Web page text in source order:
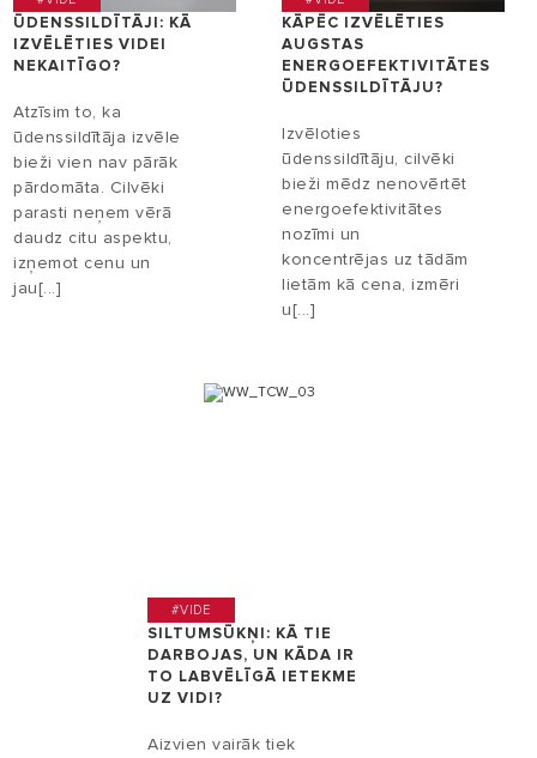
ŪDENSSILDĪTĀJI: KĀ
IZVĒLĒTIES VIDEI
NEKAITĪGO?
Atzīsim to, ka
ūdenssildītāja izvēle
bieži vien nav pārāk
pārdomāta. Cilvēki
parasti neņem vērā
daudz citu aspektu,
izņemot cenu un
jau[...]
KĀPĒC IZVĒLĒTIES
AUGSTAS
ENERGOEFEKTIVITĀTES
ŪDENSSILDĪTĀJU?
Izvēloties
ūdenssildītāju, cilvēki
bieži mēdz nenovērtēt
energoefektivitātes
nozīmi un
koncentrējas uz tādām
lietām kā cena, izmēri
u[...]
#VIDE
SILTUMSŪKŅI: KĀ TIE
DARBOJAS, UN KĀDA IR
TO LABVĒLĪGĀ IETEKME
UZ VIDI?
Aizvien vairāk tiek